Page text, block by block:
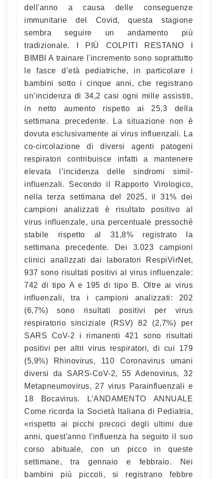
dell'anno a causa delle conseguenze
immunitarie del Covid, questa stagione
sembra seguire un andamento più
tradizionale. I PIÙ COLPITI RESTANO I
BIMBI A trainare l'incremento sono soprattutto
le fasce d’età pediatriche, in particolare i
bambini sotto i cinque anni, che registrano
un’incidenza di 34,2 casi ogni mille assistiti,
in netto aumento rispetto ai 25,3 della
settimana precedente. La situazione non è
dovuta esclusivamente ai virus influenzali. La
co-circolazione di diversi agenti patogeni
respiratori contribuisce infatti a mantenere
elevata l’incidenza delle sindromi simil-
influenzali. Secondo il Rapporto Virologico,
nella terza settimana del 2025, il 31% dei
campioni analizzati è risultato positivo al
virus influenzale, una percentuale pressoché
stabile rispetto al 31,8% registrato la
settimana precedente. Dei 3.023 campioni
clinici analizzati dai laboratori RespiVirNet,
937 sono risultati positivi al virus influenzale:
742 di tipo A e 195 di tipo B. Oltre ai virus
influenzali, tra i campioni analizzati: 202
(6,7%) sono risultati positivi per virus
respiratorio sinciziale (RSV) 82 (2,7%) per
SARS CoV-2 i rimanenti 421 sono risultati
positivi per altri virus respiratori, di cui 179
(5,9%) Rhinovirus, 110 Coronavirus umani
diversi da SARS-CoV-2, 55 Adenovirus, 32
Metapneumovirus, 27 virus Parainfluenzali e
18 Bocavirus. L’ANDAMENTO ANNUALE
Come ricorda la Società Italiana di Pediatria,
«rispetto ai picchi precoci degli ultimi due
anni, quest'anno l'influenza ha seguito il suo
corso abituale, con un picco in queste
settimane, tra gennaio e febbraio. Nei
bambini più piccoli, si registrano febbre